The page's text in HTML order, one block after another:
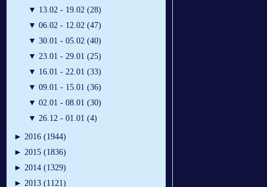
▼ 13.02 - 19.02 (28)
▼ 06.02 - 12.02 (47)
▼ 30.01 - 05.02 (40)
▼ 23.01 - 29.01 (25)
▼ 16.01 - 22.01 (33)
▼ 09.01 - 15.01 (36)
▼ 02.01 - 08.01 (30)
▼ 26.12 - 01.01 (4)
► 2016 (1944)
► 2015 (1836)
► 2014 (1329)
► 2013 (1121)